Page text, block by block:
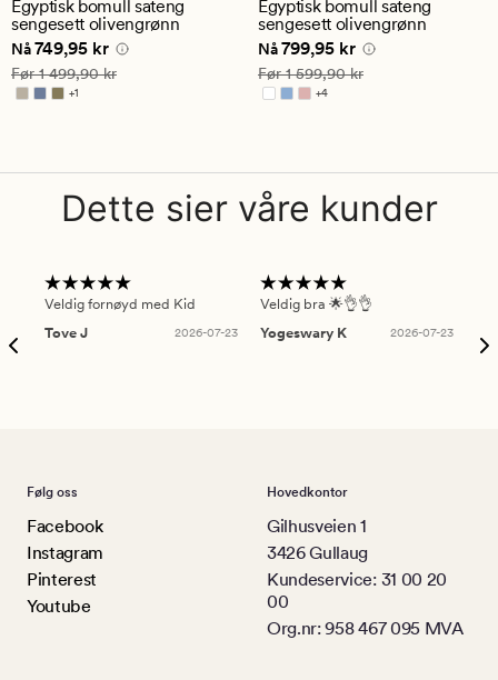
gjennomsnittlig
vurdering
på
5
Egyptisk bomull sateng
sengesett olivengrønn
Nåværende pris
Nå749,95 kr
Vanlig pris 1 499,90 kr
Før1 499,90 kr
+1
Tilgjengelig i flere farger
gjennomsnittlig
vurdering
på
4.5
Egyptisk bomull sateng
sengesett olivengrønn
Nåværende pris
Nå799,95 kr
Vanlig pris 1 599,90 kr
Før1 599,90 kr
+4
Tilgjengelig i flere farger
Dette sier våre kunder
Veldig fornøyd med Kid
Tove J
2026-07-23
Veldig bra 🌟👌👌
Yogeswary K
2026-07-23
Følg oss
Facebook
Instagram
Pinterest
Youtube
Hovedkontor
Gilhusveien 1
3426 Gullaug
Kundeservice: 31 00 20
00
Org.nr: 958 467 095 MVA